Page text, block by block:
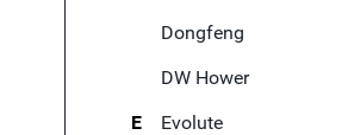
Dongfeng
DW Hower
E
Evolute